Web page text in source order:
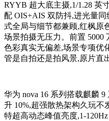
RYYB 超大底主摄,1/1.28 英
配 OIS+AIS 双防抖,进光量
式全局与细节都兼顾,红枫原
场景拍摄无压力。前置 5000
色彩真实无偏差,场景专项优
管是自拍还是拍风景,原片直
华为 nova 16 系列搭载麒麟
升 10%,超强散热架构久玩不
特超高动态峰值亮度,1-